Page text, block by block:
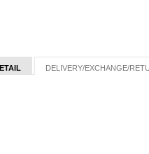
DELIVERY/EXCHANGE/